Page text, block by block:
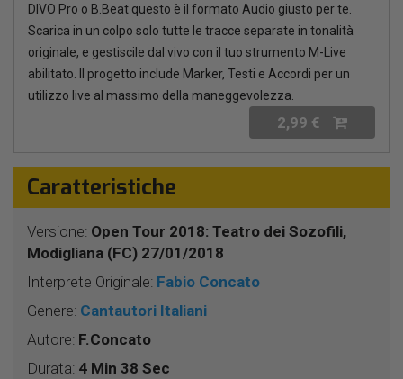
DIVO Pro o B.Beat questo è il formato Audio giusto per te.
Scarica in un colpo solo tutte le tracce separate in tonalità
originale, e gestiscile dal vivo con il tuo strumento M-Live
abilitato. Il progetto include Marker, Testi e Accordi per un
utilizzo live al massimo della maneggevolezza.
2,99 €
Caratteristiche
Versione: Open Tour 2018: Teatro dei Sozofili,
Modigliana (FC) 27/01/2018
Interprete Originale: Fabio Concato
Genere: Cantautori Italiani
Autore: F.Concato
Durata: 4 Min 38 Sec